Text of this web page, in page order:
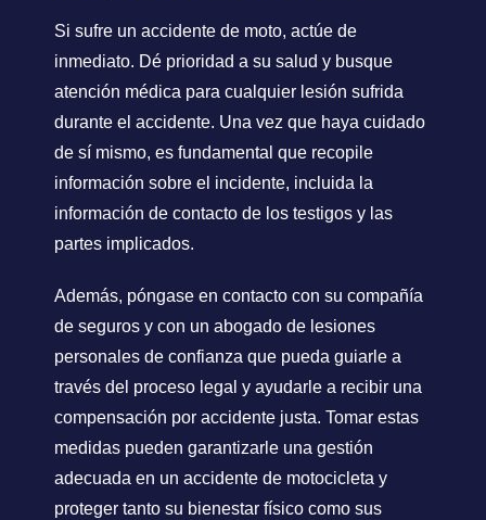
Si sufre un accidente de moto, actúe de
inmediato. Dé prioridad a su salud y busque
atención médica para cualquier lesión sufrida
durante el accidente. Una vez que haya cuidado
de sí mismo, es fundamental que recopile
información sobre el incidente, incluida la
información de contacto de los testigos y las
partes implicados.
Además, póngase en contacto con su compañía
de seguros y con un abogado de lesiones
personales de confianza que pueda guiarle a
través del proceso legal y ayudarle a recibir una
compensación por accidente justa. Tomar estas
medidas pueden garantizarle una gestión
adecuada en un accidente de motocicleta y
proteger tanto su bienestar físico como sus